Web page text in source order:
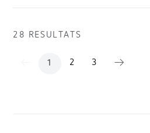
28 RESULTATS
1 2 3